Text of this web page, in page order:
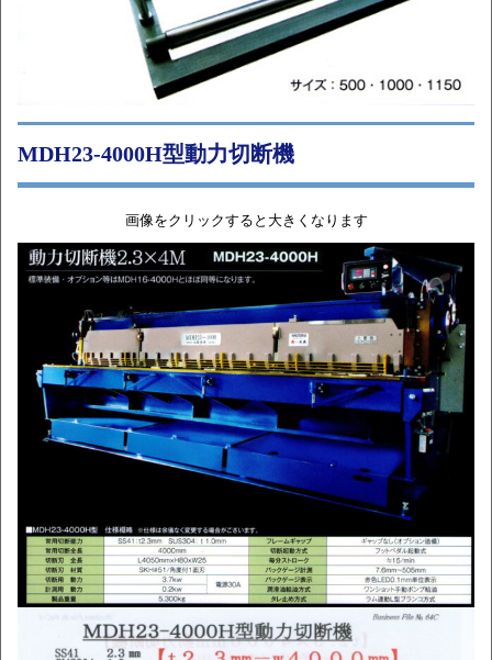
MDH23-4000H型動力切断機
画像をクリックすると大きくなります